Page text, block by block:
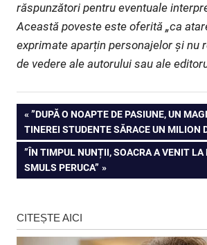
răspunzători pentru eventuale
Această poveste este oferită „ca
exprimate aparțin personajelor și nu
de vedere ale autorului sau ale
Navigare
în
articole
PREVIOUS
POST:
”DUPĂ O NOAPTE DE PASIUNE, UN
TINEREI STUDENTE SĂRACE UN MILION
NEXT
POST:
”ÎN TIMPUL NUNȚII, SOACRA A VENIT
SMULS PERUCA”